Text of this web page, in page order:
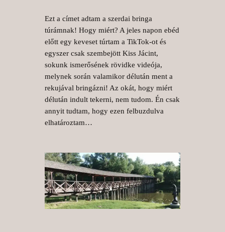
Ezt a címet adtam a szerdai bringa
túrámnak! Hogy miért? A jeles napon ebéd
előtt egy keveset túrtam a TikTok-ot és
egyszer csak szembejött Kiss Jácint,
sokunk ismerősének rövidke videója,
melynek során valamikor délután ment a
rekujával bringázni! Az okát, hogy miért
délután indult tekerni, nem tudom. Én csak
annyit tudtam, hogy ezen felbuzdulva
elhatároztam…